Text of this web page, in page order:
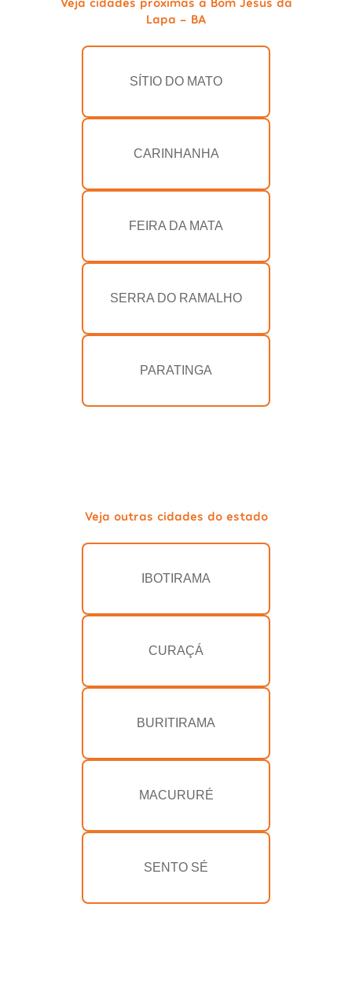
Lapa - BA
SÍTIO DO MATO
CARINHANHA
FEIRA DA MATA
SERRA DO RAMALHO
PARATINGA
Veja outras cidades do estado
IBOTIRAMA
CURAÇÁ
BURITIRAMA
MACURURÉ
SENTO SÉ